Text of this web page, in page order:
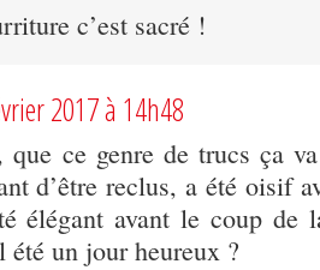
c’est sacré !
2017 à 14h48
que ce genre de trucs ça
d’être reclus, a été oisif
élégant avant le coup de
été un jour heureux ?